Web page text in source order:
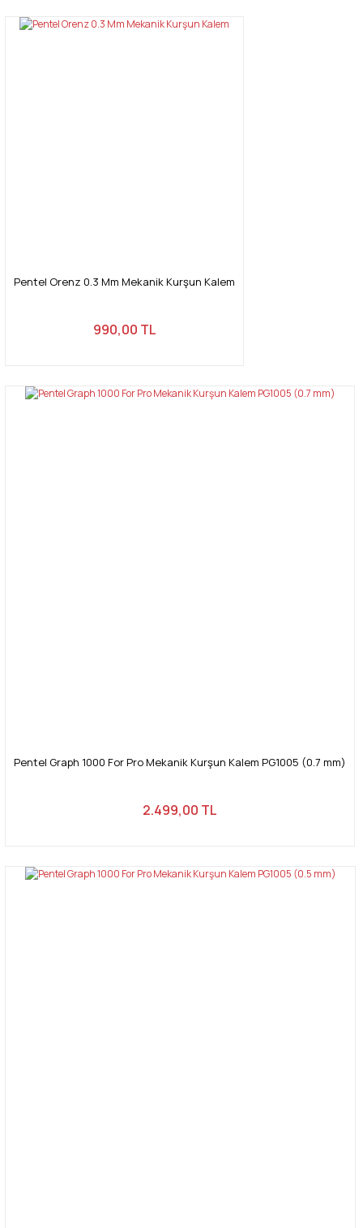
Pentel Orenz 0.3 Mm Mekanik Kurşun Kalem
990,00 TL
Pentel Graph 1000 For Pro Mekanik Kurşun Kalem PG1005 (0.7 mm)
2.499,00 TL